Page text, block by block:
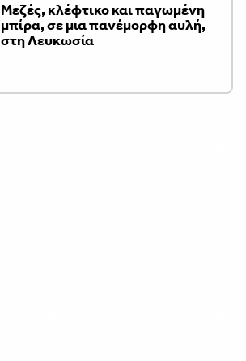
Μεζές, κλέφτικο και παγωμένη
μπίρα, σε μια πανέμορφη αυλή,
στη Λευκωσία